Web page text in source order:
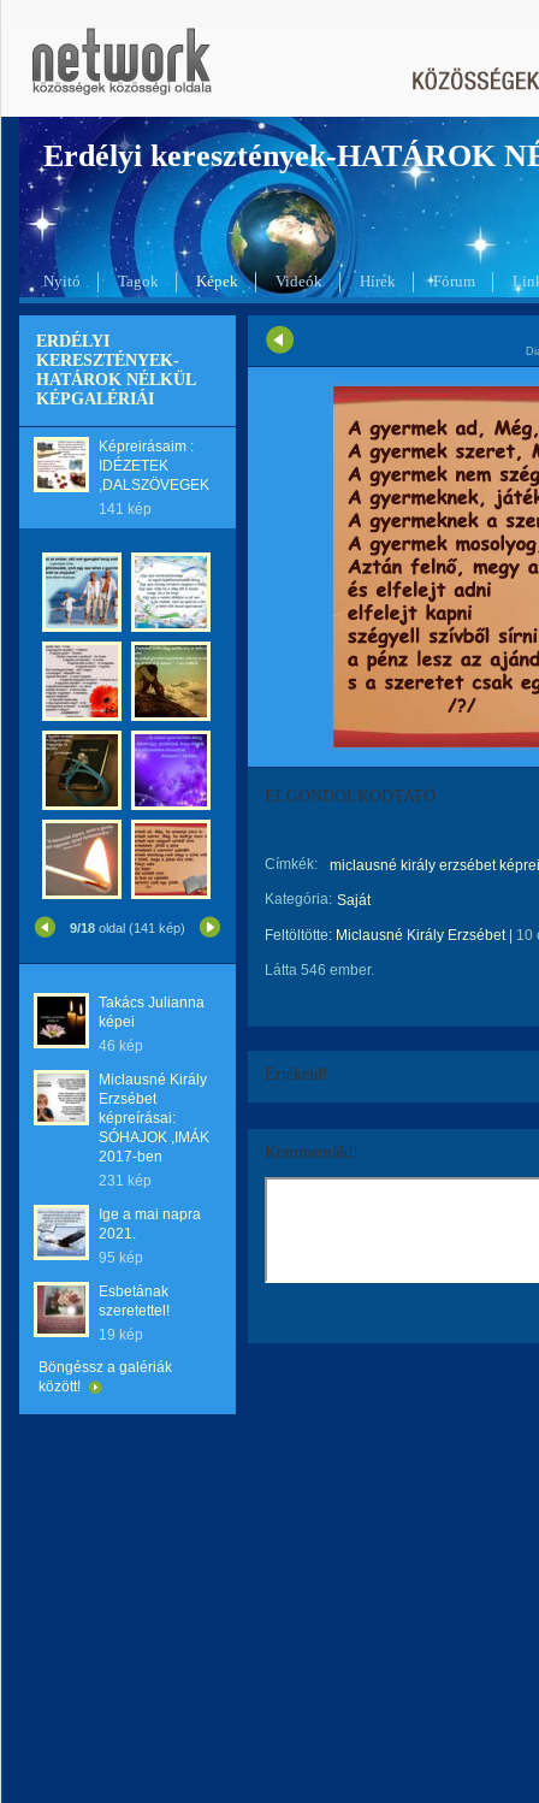
Erdélyi keresztények-HATÁROK
Nyitó Tagok Képek Videók Hírek Fórum
ERDÉLYI
KERESZTÉNYEK-
HATÁROK NÉLKÜL
KÉPGALÉRIÁI
Képreirásaim :
IDÉZETEK
,DALSZÖVEGEK
141 kép
9/18 oldal (141 kép)
Takács Julianna
képei
46 kép
Miclausné Király
Erzsébet
képreírásai:
SÓHAJOK ,IMÁK
2017-ben
231 kép
Ige a mai napra
2021.
95 kép
Esbetának
szeretettel!
19 kép
Böngéssz a galériák
között!
ELGONDOLKODTATÓ
Címkék:
miclausné király erzsébet
Kategória: Saját
Feltöltötte: Miclausné Király Erzsébet| 10
Látta 546 ember.
Értékeld!
Kommentáld!